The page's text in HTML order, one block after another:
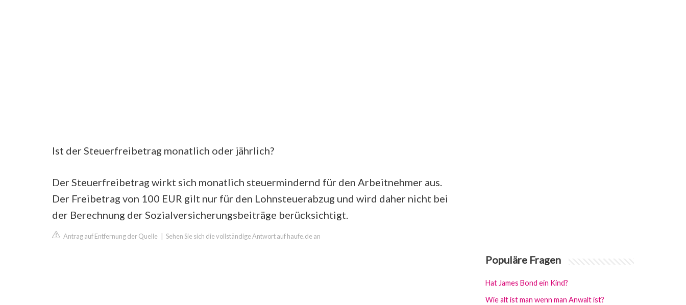
Ist der Steuerfreibetrag monatlich oder jährlich?
Der Steuerfreibetrag wirkt sich monatlich steuermindernd für den Arbeitnehmer aus.
Der Freibetrag von 100 EUR gilt nur für den Lohnsteuerabzug und wird daher nicht bei
der Berechnung der Sozialversicherungsbeiträge berücksichtigt.
Antrag auf Entfernung der Quelle Sehen Sie sich die vollständige Antwort auf haufe.de an
Populäre Fragen
Hat James Bond ein Kind?
Wie alt ist man wenn man Anwalt ist?